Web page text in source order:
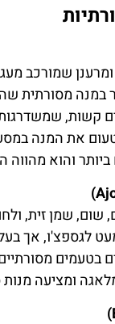
שמורכב
במנה
קשות,
את המנה
ביותר והוא
שמן זית,
לגספצ'ו, אך
בטעמים
ומציעה